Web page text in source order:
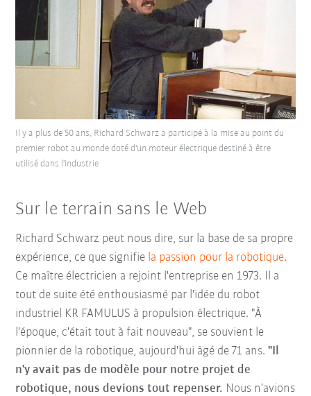
Il y a plus de 50 ans, Richard Schwarz a participé à la mise au point du
premier robot au monde doté d'un moteur électrique destiné à être
utilisé dans l'industrie
Sur le terrain sans le Web
Richard Schwarz peut nous dire, sur la base de sa propre
expérience, ce que signifie la passion pour la robotique.
Ce maître électricien a rejoint l'entreprise en 1973. Il a
tout de suite été enthousiasmé par l'idée du robot
industriel KR FAMULUS à propulsion électrique. "À
l'époque, c'était tout à fait nouveau", se souvient le
pionnier de la robotique, aujourd'hui âgé de 71 ans."Il
n'y avait pas de modèle pour notre projet de
robotique, nous devions tout repenser. Nous n'avions